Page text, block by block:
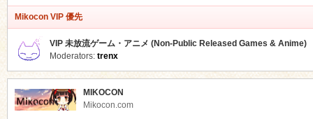
Mikocon VIP 優先
VIP 未放流ゲーム・アニメ (Non-Public Released Games & Anime)
Moderators: trenx
MIKOCON
Mikocon.com